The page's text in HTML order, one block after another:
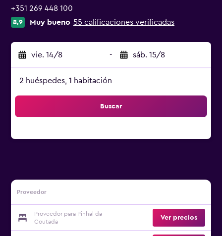
+351 269 448 100
8,9 Muy bueno 55 calificaciones verificadas
vie. 14/8 - sáb. 15/8
2 huéspedes, 1 habitación
Buscar
Proveedor
Proveedor para Pinhal da
Coutada
Ver precios